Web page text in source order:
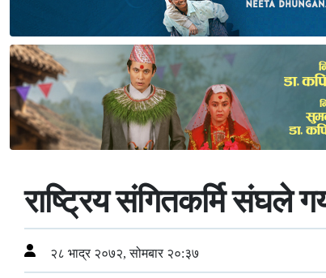
राष्ट्रिय संगितकर्मि संघले
२८ भाद्र २०७२, सोमबार २०:३७